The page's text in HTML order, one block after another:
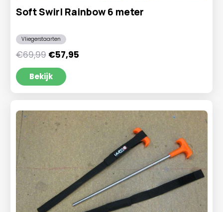
Soft Swirl Rainbow 6 meter
Vliegerstaarten
€69,99 Oorspronkelijke
prijs
was:
€69,99.
€57,95Huidige
Bekijk